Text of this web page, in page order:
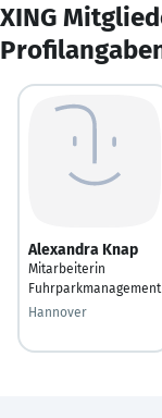
XING
Alexandra Knap
Mitarbeiterin
Fuhrparkmanagement
Hannover